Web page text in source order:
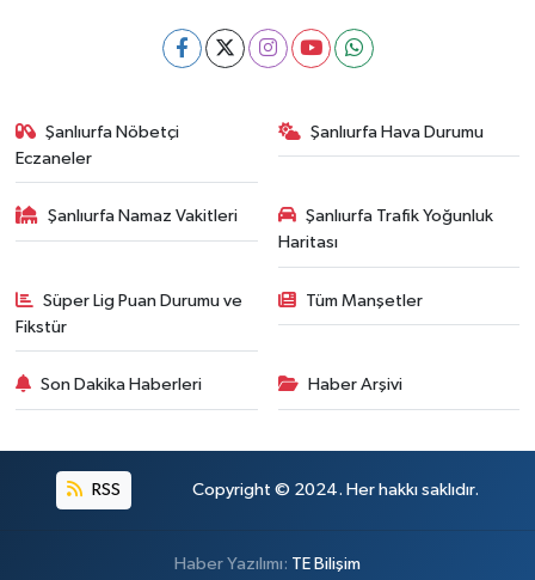
Şanlıurfa Nöbetçi
Eczaneler
Şanlıurfa Hava Durumu
Şanlıurfa Namaz Vakitleri
Şanlıurfa Trafik Yoğunluk
Haritası
Süper Lig Puan Durumu ve
Fikstür
Tüm Manşetler
Son Dakika Haberleri Haber Arşivi
RSS Copyright © 2024. Her hakkı saklıdır.
Haber Yazılımı: TE Bilişim